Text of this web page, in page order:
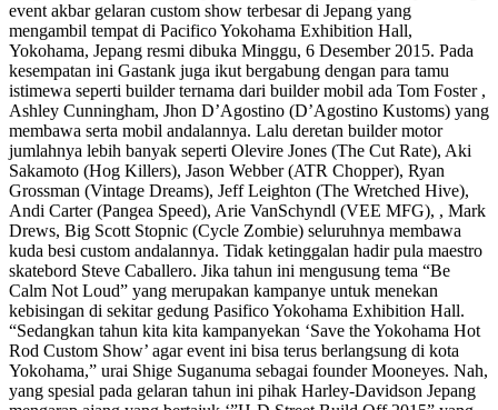
event akbar gelaran custom show terbesar di Jepang yang
mengambil tempat di Pacifico Yokohama Exhibition Hall,
Yokohama, Jepang resmi dibuka Minggu, 6 Desember 2015. Pada
kesempatan ini Gastank juga ikut bergabung dengan para tamu
istimewa seperti builder ternama dari builder mobil ada Tom Foster ,
Ashley Cunningham, Jhon D’Agostino (D’Agostino Kustoms) yang
membawa serta mobil andalannya. Lalu deretan builder motor
jumlahnya lebih banyak seperti Olevire Jones (The Cut Rate), Aki
Sakamoto (Hog Killers), Jason Webber (ATR Chopper), Ryan
Grossman (Vintage Dreams), Jeff Leighton (The Wretched Hive),
Andi Carter (Pangea Speed), Arie VanSchyndl (VEE MFG), , Mark
Drews, Big Scott Stopnic (Cycle Zombie) seluruhnya membawa
kuda besi custom andalannya. Tidak ketinggalan hadir pula maestro
skatebord Steve Caballero. Jika tahun ini mengusung tema “Be
Calm Not Loud” yang merupakan kampanye untuk menekan
kebisingan di sekitar gedung Pasifico Yokohama Exhibition Hall.
“Sedangkan tahun kita kita kampanyekan ‘Save the Yokohama Hot
Rod Custom Show’ agar event ini bisa terus berlangsung di kota
Yokohama,” urai Shige Suganuma sebagai founder Mooneyes. Nah,
yang spesial pada gelaran tahun ini pihak Harley-Davidson Jepang